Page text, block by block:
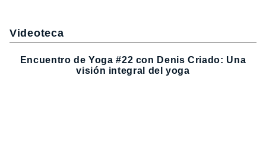
Videoteca
Encuentro de Yoga #22 con Denis Criado: Una
visión integral del yoga